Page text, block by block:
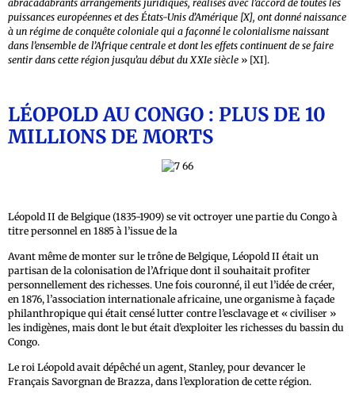
abracadabrants arrangements juridiques, réalisés avec l’accord de toutes les
puissances européennes et des États-Unis d’Amérique [X], ont donné naissance
à un régime de conquête coloniale qui a façonné le colonialisme naissant
dans l’ensemble de l’Afrique centrale et dont les effets continuent de se faire
sentir dans cette région jusqu’au début du XXIe siècle » [XI].
LÉOPOLD AU CONGO : PLUS DE 10
MILLIONS DE MORTS
Léopold II de Belgique (1835-1909) se vit octroyer une partie du Congo à
titre personnel en 1885 à l’issue de la
Avant même de monter sur le trône de Belgique, Léopold II était un
partisan de la colonisation de l’Afrique dont il souhaitait profiter
personnellement des richesses. Une fois couronné, il eut l’idée de créer,
en 1876, l’association internationale africaine, une organisme à façade
philanthropique qui était censé lutter contre l’esclavage et « civiliser »
les indigènes, mais dont le but était d’exploiter les richesses du bassin du
Congo.
Le roi Léopold avait dépêché un agent, Stanley, pour devancer le
Français Savorgnan de Brazza, dans l’exploration de cette région.